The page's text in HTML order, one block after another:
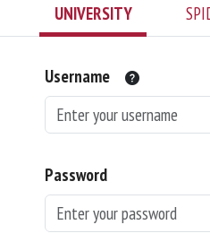
UNIVERSITY
Username
Password